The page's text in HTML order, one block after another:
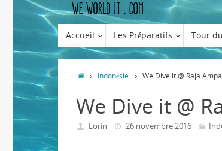
Accueil Les Préparatifs Tour
Indonésie We Dive it @ Raja
We Dive it @
Lorin 26 novembre 2016